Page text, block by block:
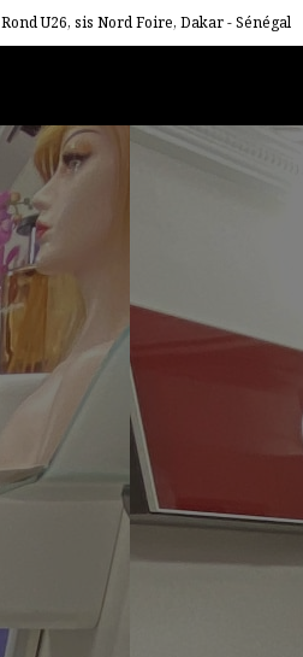
Rond U26, sis Nord Foire, Dakar - Sénégal